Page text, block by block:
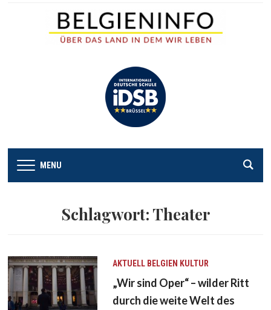
MENU
Schlagwort: Theater
AKTUELL BELGIEN KULTUR
„Wir sind Oper“ – wilder Ritt
durch die weite Welt des